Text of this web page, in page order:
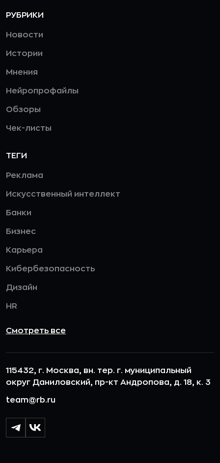
РУБРИКИ
Новости
Истории
Мнения
Нейропрофайлы
Обзоры
Чек-листы
ТЕГИ
Реклама
Искусственный интеллект
Банки
Бизнес
Карьера
Кибербезопасность
Дизайн
HR
Смотреть все
115432, г. Москва, вн. тер. г. муниципальный
округ Даниловский, пр-кт Андропова, д. 18, к. 3
team@rb.ru